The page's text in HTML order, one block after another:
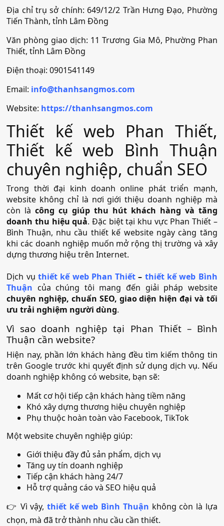
Địa chỉ trụ sở chính: 649/12/2 Trần Hưng Đạo, Phường
Tiến Thành, tỉnh Lâm Đồng
Văn phòng giao dịch: 11 Trương Gia Mô, Phường Phan
Thiết, tỉnh Lâm Đồng
Điện thoại: 0901541149
Email: info@thanhsangmos.com
Website: https://thanhsangmos.com
Thiết kế web Phan Thiết,
Thiết kế web Bình Thuận
chuyên nghiệp, chuẩn SEO
Trong thời đại kinh doanh online phát triển mạnh,
website không chỉ là nơi giới thiệu doanh nghiệp mà
còn làcông cụ giúp thu hút khách hàng và tăng
doanh thu hiệu quả. Đặc biệt tại khu vực Phan Thiết –
Bình Thuận, nhu cầu thiết kế website ngày càng tăng
khi các doanh nghiệp muốn mở rộng thị trường và xây
dựng thương hiệu trên Internet.
Dịch vụthiết kế web Phan Thiết – thiết kế web Bình
Thuận của chúng tôi mang đến giải pháp website
chuyên nghiệp, chuẩn SEO, giao diện hiện đại và tối
ưu trải nghiệm người dùng.
Vì sao doanh nghiệp tại Phan Thiết – Bình
Thuận cần website?
Hiện nay, phần lớn khách hàng đều tìm kiếm thông tin
trên Google trước khi quyết định sử dụng dịch vụ. Nếu
doanh nghiệp không có website, bạn sẽ:
Mất cơ hội tiếp cận khách hàng tiềm năng
Khó xây dựng thương hiệu chuyên nghiệp
Phụ thuộc hoàn toàn vào Facebook, TikTok
Một website chuyên nghiệp giúp:
Giới thiệu đầy đủ sản phẩm, dịch vụ
Tăng uy tín doanh nghiệp
Tiếp cận khách hàng 24/7
Hỗ trợ quảng cáo và SEO hiệu quả
👉 Vì vậy,thiết kế web Bình Thuận không còn là lựa
chọn, mà đã trở thành nhu cầu cần thiết.